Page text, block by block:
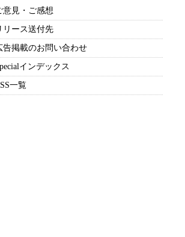
意見・ご感想
リース送付先
告掲載のお問い合わせ
インデックス
一覧